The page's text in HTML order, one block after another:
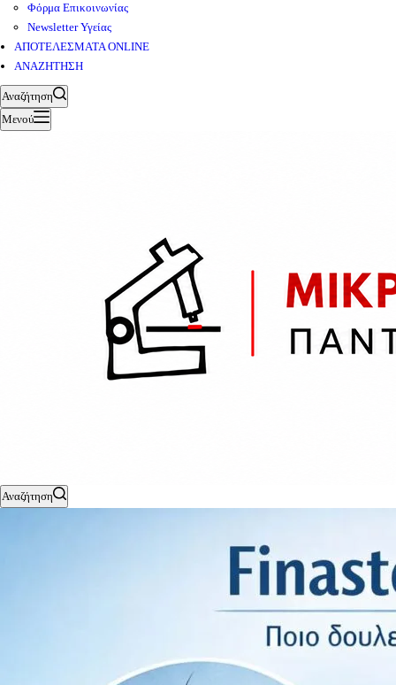
Φόρμα Επικοινωνίας
Newsletter Υγείας
ΑΠΟΤΕΛΕΣΜΑΤΑ ONLINE
ΑΝΑΖΗΤΗΣΗ
Αναζήτηση
Μενού
Αναζήτηση